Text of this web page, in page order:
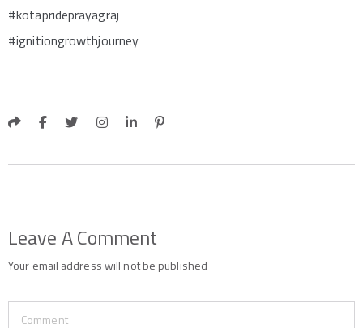
#kotaprideprayagraj
#ignitiongrowthjourney
Leave A Comment
Your email address will not be published